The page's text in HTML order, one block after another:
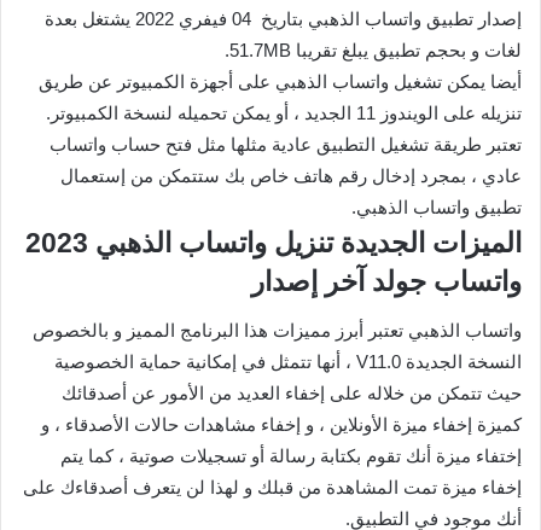
إصدار تطبيق واتساب الذهبي بتاريخ 04 فيفري 2022 يشتغل بعدة
لغات و بحجم تطبيق يبلغ تقريبا 51.7MB.
أيضا يمكن تشغيل واتساب الذهبي على أجهزة الكمبيوتر عن طريق
تنزيله على الويندوز 11 الجديد ، أو يمكن تحميله لنسخة الكمبيوتر.
تعتبر طريقة تشغيل التطبيق عادية مثلها مثل فتح حساب واتساب
عادي ، بمجرد إدخال رقم هاتف خاص بك ستتمكن من إستعمال
تطبيق واتساب الذهبي.
الميزات الجديدة تنزيل واتساب الذهبي 2023
واتساب جولد آخر إصدار
واتساب الذهبي تعتبر أبرز مميزات هذا البرنامج المميز و بالخصوص
النسخة الجديدة V11.0 ، أنها تتمثل في إمكانية حماية الخصوصية
حيث تتمكن من خلاله على إخفاء العديد من الأمور عن أصدقائك
كميزة إخفاء ميزة الأونلاين ، و إخفاء مشاهدات حالات الأصدقاء ، و
إختفاء ميزة أنك تقوم بكتابة رسالة أو تسجيلات صوتية ، كما يتم
إخفاء ميزة تمت المشاهدة من قبلك و لهذا لن يتعرف أصدقاءك على
أنك موجود في التطبيق.